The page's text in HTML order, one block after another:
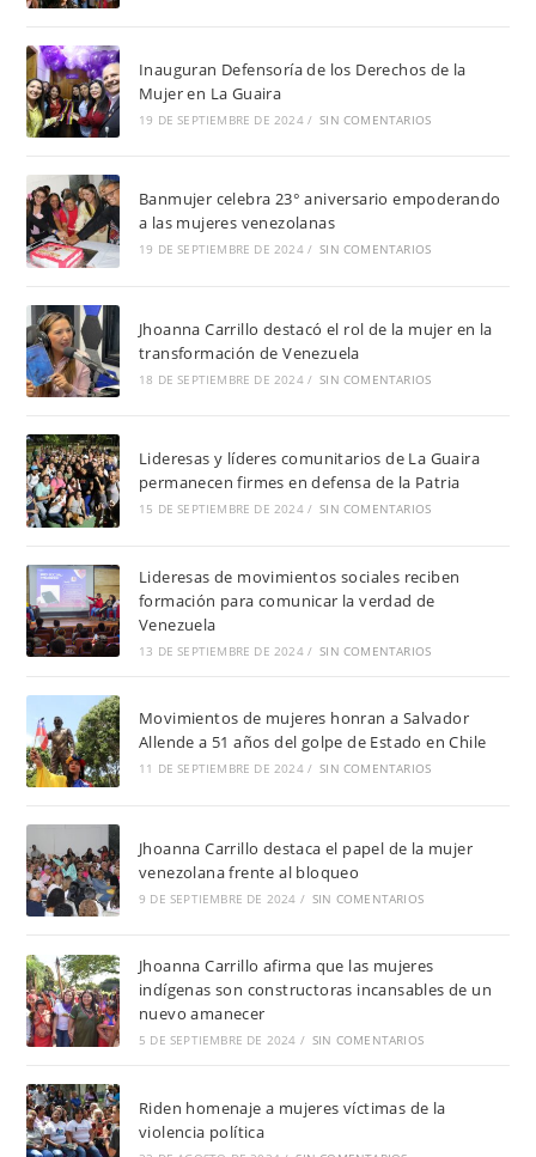
Inauguran Defensoría de los Derechos de la
Mujer en La Guaira
19 DE SEPTIEMBRE DE 2024 / SIN COMENTARIOS
Banmujer celebra 23° aniversario empoderando
a las mujeres venezolanas
19 DE SEPTIEMBRE DE 2024 / SIN COMENTARIOS
Jhoanna Carrillo destacó el rol de la mujer en la
transformación de Venezuela
18 DE SEPTIEMBRE DE 2024 / SIN COMENTARIOS
Lideresas y líderes comunitarios de La Guaira
permanecen firmes en defensa de la Patria
15 DE SEPTIEMBRE DE 2024 / SIN COMENTARIOS
Lideresas de movimientos sociales reciben
formación para comunicar la verdad de
Venezuela
13 DE SEPTIEMBRE DE 2024 / SIN COMENTARIOS
Movimientos de mujeres honran a Salvador
Allende a 51 años del golpe de Estado en Chile
11 DE SEPTIEMBRE DE 2024 / SIN COMENTARIOS
Jhoanna Carrillo destaca el papel de la mujer
venezolana frente al bloqueo
9 DE SEPTIEMBRE DE 2024 / SIN COMENTARIOS
Jhoanna Carrillo afirma que las mujeres
indígenas son constructoras incansables de un
nuevo amanecer
5 DE SEPTIEMBRE DE 2024 / SIN COMENTARIOS
Riden homenaje a mujeres víctimas de la
violencia política